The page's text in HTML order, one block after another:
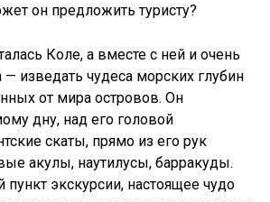
он предложить туристу?
Коле, а вместе с ней и очень
— изведать чудеса морских глубин
от мира островов. Он
дну, над его головой
скаты, прямо из его рук
акулы, наутилусы, барракуды.
экскурсии, настоящее чудо